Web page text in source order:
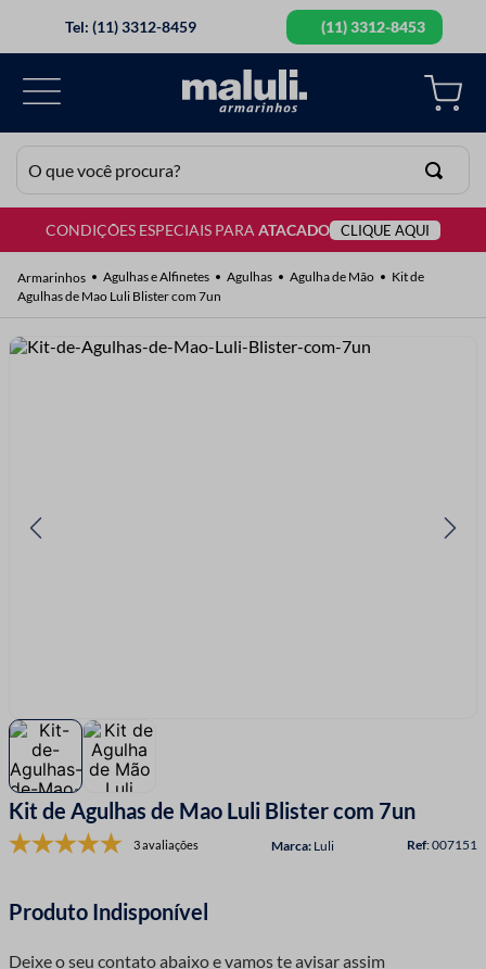
Tel: (11) 3312-8459 (11) 3312-8453
O que você procura?
CONDIÇÕES ESPECIAIS PARAATACADO CLIQUE AQUI
Agulhas e Alfinetes Agulhas Agulha de Mão
Kit de
Agulhas de Mao Luli Blister com 7un
Kit de Agulhas de Mao Luli Blister com 7un
3 avaliações Luli :007151
TERMOS MAIS BUSCADOS
2º
barbante
3º
botão
8º